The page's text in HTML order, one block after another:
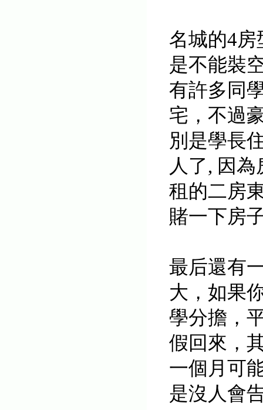
名城的4
是不能裝
有許多同
宅，不過
別是學長
人了, 因
租的二房
賭一下房
最后還有
大，如果
學分擔，
假回來，
一個月可
是沒人會